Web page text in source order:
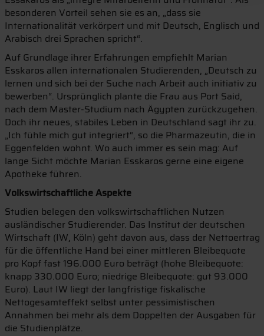
besonderen Vorteil sehen sie es an, „dass sie
Internationalität verkörpert und mit Deutsch, Englisch und
Arabisch drei Sprachen spricht“.
Auf Grundlage ihrer Erfahrungen empfiehlt Marian
Esskaros allen internationalen Studierenden, „Deutsch zu
lernen und sich bei der Suche nach Arbeit auch initiativ zu
bewerben“. Ursprünglich plante die Frau aus Port Said,
nach dem Master-Studium nach Ägypten zurückzugehen.
Doch ihr neues, stabiles Leben in Deutschland sagt ihr zu.
„Ich fühle mich gut integriert“, so die Pharmazeutin, die in
Eggenfelden wohnt. Wo auch immer es sein mag: Auf
lange Sicht möchte Marian Esskaros gerne eine eigene
Apotheke führen.
Volkswirtschaftliche Aspekte
Studien belegen den volkswirtschaftlichen Nutzen
ausländischer Studierender. Das Institut der deutschen
Wirtschaft (IW, Köln) geht davon aus, dass der Nettoertrag
für die öffentliche Hand bei einer mittleren Bleibequote
pro Kopf fast 196.000 Euro beträgt (hohe Bleibequote:
knapp 330.000 Euro; niedrige Bleibequote: gut 93.000
Euro). Laut IW liegt der langfristige fiskalische
Nettogesamteffekt selbst unter pessimistischen
Annahmen bei mehr als dem Doppelten der Ausgaben für
die Studienplätze.